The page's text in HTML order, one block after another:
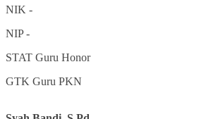
NIK -
NIP-
STAT Guru Honor
GTK Guru PKN